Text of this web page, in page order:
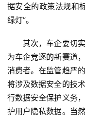
据安全的政策法规和
绿灯”。
其次，车企要切实
为车企竞逐的新赛道
消费者。在监管趋严
将涉及数据安全的技
行数据安全保护义务
护用户隐私数据。当